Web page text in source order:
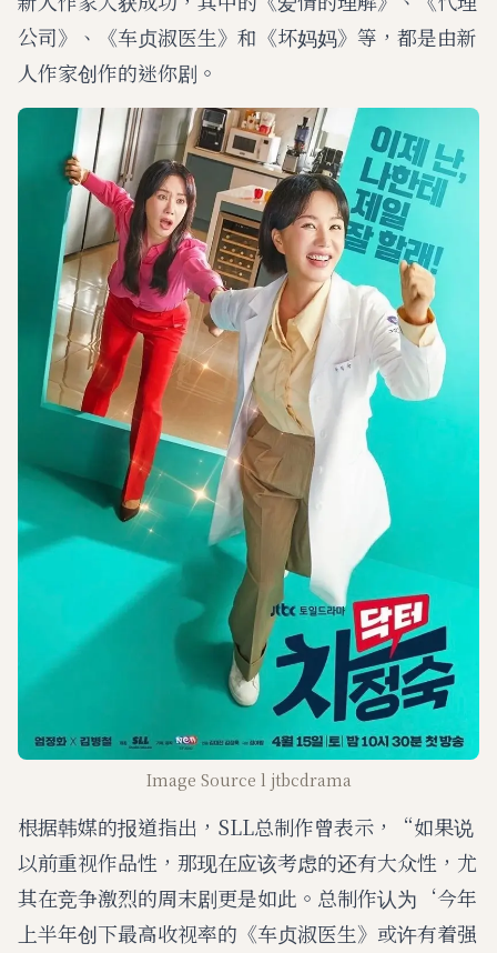
公司》、《车贞淑医生》和《坏妈妈》等，都是由新
人作家创作的迷你剧。
Image Source l jtbcdrama
根据韩媒的报道指出，SLL总制作曾表示，“如果说
以前重视作品性，那现在应该考虑的还有大众性，尤
其在竞争激烈的周末剧更是如此。总制作认为‘今年
上半年创下最高收视率的《车贞淑医生》或许有着强